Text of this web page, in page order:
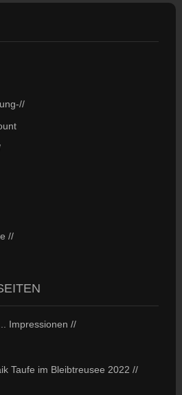
//
Impressionen //
Taufe im Bleibtreusee 2022 //